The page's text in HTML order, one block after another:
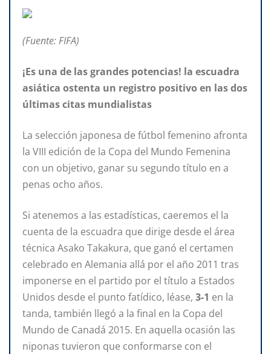
(Fuente: FIFA)
¡Es una de las grandes potencias! la escuadra
asiática ostenta un registro positivo en las dos
últimas citas mundialistas
La selección japonesa de fútbol femenino afronta
la VIII edición de la Copa del Mundo Femenina
con un objetivo, ganar su segundo título en a
penas ocho años.
Si atenemos a las estadísticas, caeremos el la
cuenta de la escuadra que dirige desde el área
técnica Asako Takakura, que ganó el certamen
celebrado en Alemania allá por el año 2011 tras
imponerse en el partido por el título a Estados
Unidos desde el punto fatídico, léase, 3-1 en la
tanda, también llegó a la final en la Copa del
Mundo de Canadá 2015. En aquella ocasión las
niponas tuvieron que conformarse con el